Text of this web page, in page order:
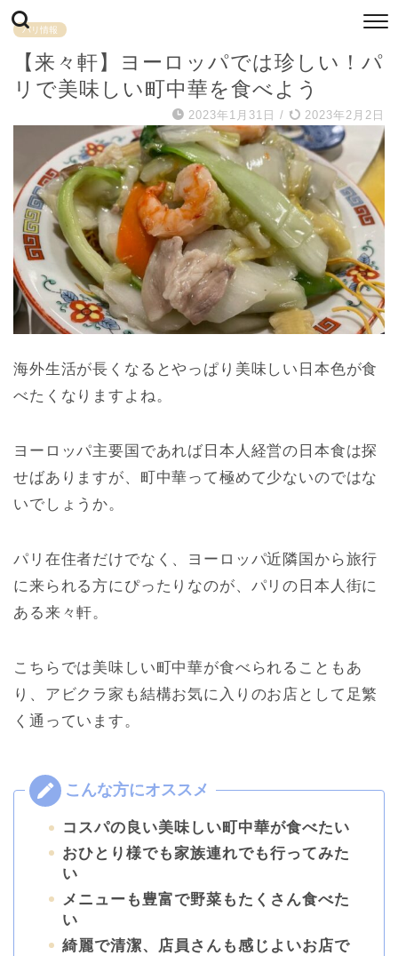
パリ情報
【来々軒】ヨーロッパでは珍しい！パ
リで美味しい町中華を食べよう
2023年1月31日 / 2023年2月2日
海外生活が長くなるとやっぱり美味しい日本色が食
べたくなりますよね。
ヨーロッパ主要国であれば日本人経営の日本食は探
せばありますが、町中華って極めて少ないのではな
いでしょうか。
パリ在住者だけでなく、ヨーロッパ近隣国から旅行
に来られる方にぴったりなのが、パリの日本人街に
ある来々軒。
こちらでは美味しい町中華が食べられることもあ
り、アビクラ家も結構お気に入りのお店として足繁
く通っています。
コスパの良い美味しい町中華が食べたい
おひとり様でも家族連れでも行ってみた
い
メニューも豊富で野菜もたくさん食べた
い
綺麗で清潔、店員さんも感じよいお店で